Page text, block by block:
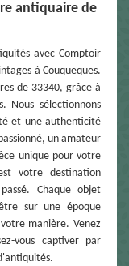
antiquaire de
avec Comptoir
à Couqueques.
de 33340, grâce à
Nous sélectionnons
et une authenticité
un amateur
unique pour votre
votre destination
Chaque objet
sur une époque
manière. Venez
vous captiver par